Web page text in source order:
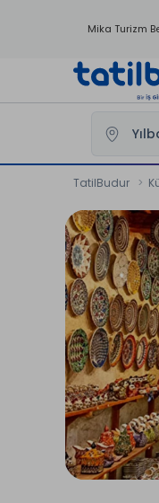
Mika Turizm
TatilBudur